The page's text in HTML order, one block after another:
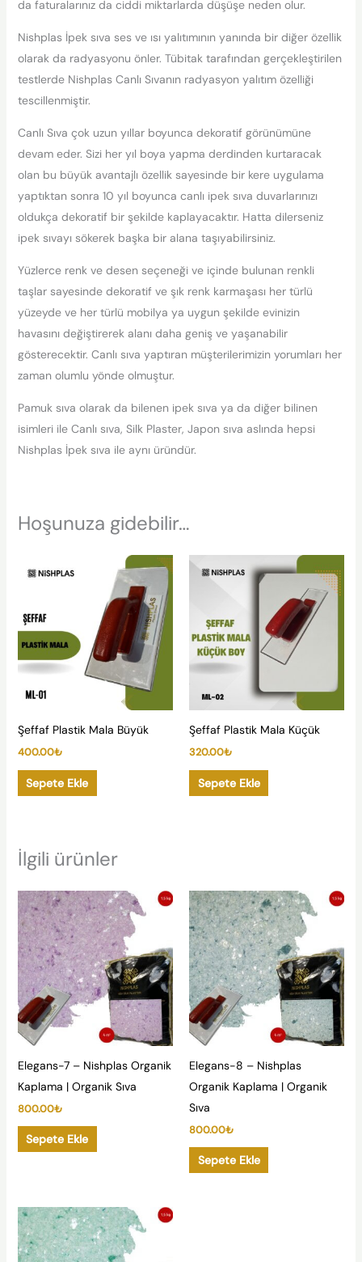
da faturalarınız da ciddi miktarlarda düşüşe neden olur.
Nishplas İpek sıva ses ve ısı yalıtımının yanında bir diğer özellik
olarak da radyasyonu önler. Tübitak tarafından gerçekleştirilen
testlerde Nishplas Canlı Sıvanın radyasyon yalıtım özelliği
tescillenmiştir.
Canlı Sıva çok uzun yıllar boyunca dekoratif görünümüne
devam eder. Sizi her yıl boya yapma derdinden kurtaracak
olan bu büyük avantajlı özellik sayesinde bir kere uygulama
yaptıktan sonra 10 yıl boyunca canlı ipek sıva duvarlarınızı
oldukça dekoratif bir şekilde kaplayacaktır. Hatta dilerseniz
ipek sıvayı sökerek başka bir alana taşıyabilirsiniz.
Yüzlerce renk ve desen seçeneği ve içinde bulunan renkli
taşlar sayesinde dekoratif ve şık renk karmaşası her türlü
yüzeyde ve her türlü mobilya ya uygun şekilde evinizin
havasını değiştirerek alanı daha geniş ve yaşanabilir
gösterecektir. Canlı sıva yaptıran müşterilerimizin yorumları her
zaman olumlu yönde olmuştur.
Pamuk sıva olarak da bilenen ipek sıva ya da diğer bilinen
isimleri ile Canlı sıva, Silk Plaster, Japon sıva aslında hepsi
Nishplas İpek sıva ile aynı üründür.
Hoşunuza gidebilir…
Şeffaf Plastik Mala Büyük
400.00₺
Sepete Ekle
Şeffaf Plastik Mala Küçük
320.00₺
Sepete Ekle
İlgili ürünler
Elegans-7 – Nishplas Organik
Kaplama | Organik Sıva
800.00₺
Sepete Ekle
Elegans-8 – Nishplas
Organik Kaplama | Organik
Sıva
800.00₺
Sepete Ekle